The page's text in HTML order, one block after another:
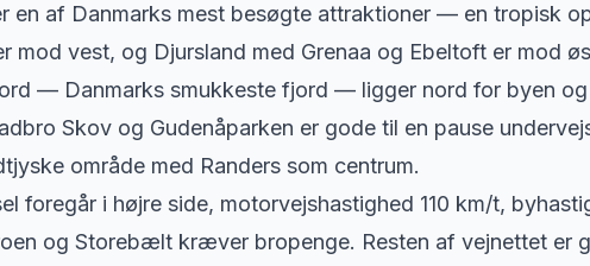
en af Danmarks mest besøgte attraktioner — en tropisk
mod vest, og Djursland med Grenaa og Ebeltoft er mod
— Danmarks smukkeste fjord — ligger nord for byen
Skov og Gudenåparken er gode til en pause
område med Randers som centrum.
foregår i højre side, motorvejshastighed 110 km/t,
og Storebælt kræver bropenge. Resten af vejnettet er